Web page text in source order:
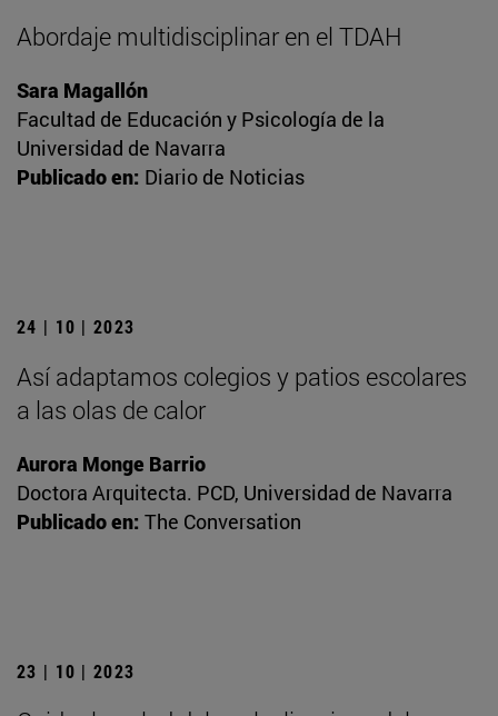
Abordaje multidisciplinar en el TDAH
Sara Magallón
Facultad de Educación y Psicología de la
Universidad de Navarra
Publicado en: Diario de Noticias
24 | 10 | 2023
Así adaptamos colegios y patios escolares
a las olas de calor
Aurora Monge Barrio
Doctora Arquitecta. PCD, Universidad de Navarra
Publicado en: The Conversation
23 | 10 | 2023